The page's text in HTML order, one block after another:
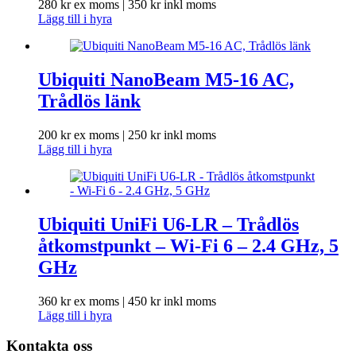
280 krex moms | 350 krinkl moms
Lägg till i hyra
Ubiquiti NanoBeam M5-16 AC,
Trådlös länk
200 krex moms | 250 krinkl moms
Lägg till i hyra
Ubiquiti UniFi U6-LR – Trådlös
åtkomstpunkt – Wi-Fi 6 – 2.4 GHz, 5
GHz
360 krex moms | 450 krinkl moms
Lägg till i hyra
Kontakta oss